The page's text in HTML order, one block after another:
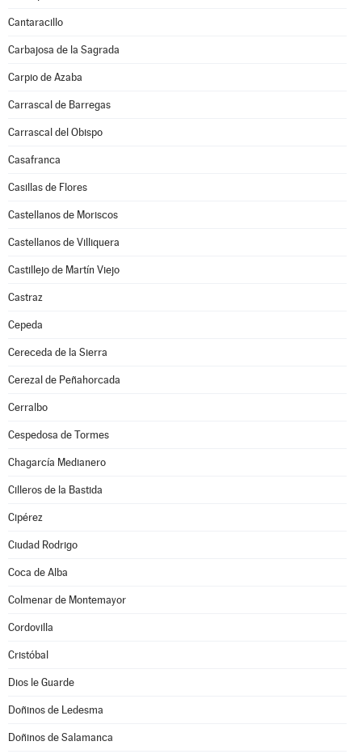
Cantaracillo
Carbajosa de la Sagrada
Carpio de Azaba
Carrascal de Barregas
Carrascal del Obispo
Casafranca
Casillas de Flores
Castellanos de Moriscos
Castellanos de Villiquera
Castillejo de Martín Viejo
Castraz
Cepeda
Cereceda de la Sierra
Cerezal de Peñahorcada
Cerralbo
Cespedosa de Tormes
Chagarcía Medianero
Cilleros de la Bastida
Cipérez
Ciudad Rodrigo
Coca de Alba
Colmenar de Montemayor
Cordovilla
Cristóbal
Dios le Guarde
Doñinos de Ledesma
Doñinos de Salamanca